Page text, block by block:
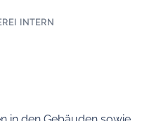
INTERN